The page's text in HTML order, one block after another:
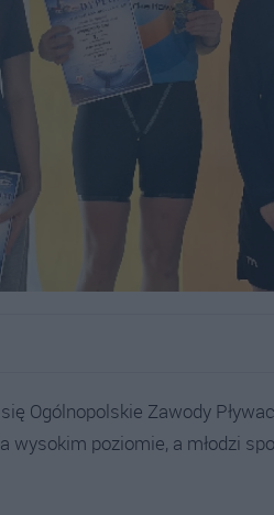
Ogólnopolskie Zawody
wysokim poziomie, a młodzi